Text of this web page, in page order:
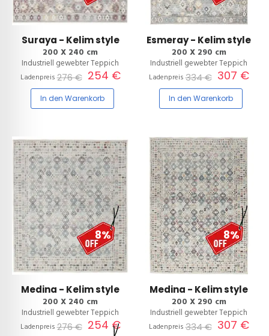
Suraya - Kelim style
200 X 240 cm
Industriell gewebter Teppich
Ladenpreis276 € 254 €
In den Warenkorb
Esmeray - Kelim style
200 X 290 cm
Industriell gewebter Teppich
Ladenpreis334 € 307 €
In den Warenkorb
8%
Medina - Kelim style
200 X 240 cm
Industriell gewebter Teppich
Ladenpreis276 € 254 €
8%
Medina - Kelim style
200 X 290 cm
Industriell gewebter Teppich
Ladenpreis334 € 307 €